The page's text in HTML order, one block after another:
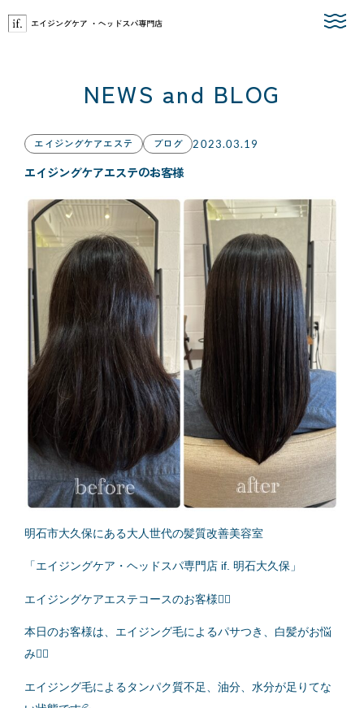
to
the
NEWS and BLOG
エイジングケアエステ ブログ 2023.03.19
エイジングケアエステのお客様
明石市大久保にある大人世代の髪質改善美容室
「エイジングケア・ヘッドスパ専門店 if. 明石大久保」
エイジングケアエステコースのお客様💇‍♀️
本日のお客様は、エイジング毛によるパサつき、白髪がお悩
み💁‍♂️
エイジング毛によるタンパク質不足、油分、水分が足りてな